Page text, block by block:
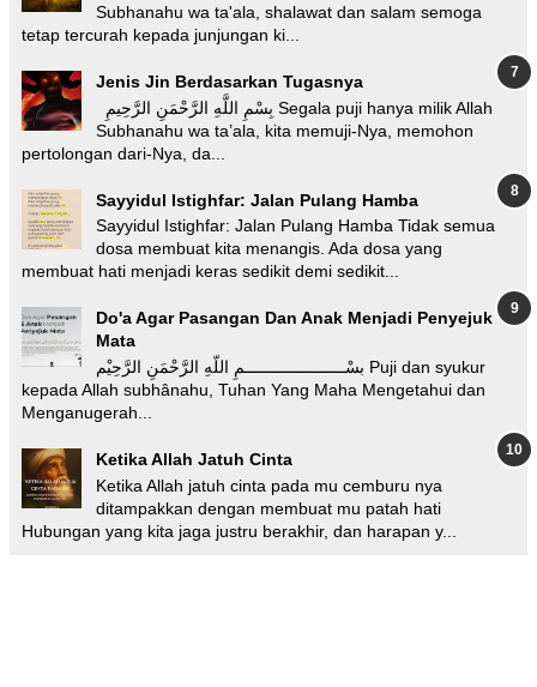
Subhanahu wa ta'ala, shalawat dan salam semoga
tetap tercurah kepada junjungan ki...
Jenis Jin Berdasarkan Tugasnya
Subhanahu wa ta’ala, kita memuji-Nya, memohon
pertolongan dari-Nya, da...
Sayyidul Istighfar: Jalan Pulang Hamba
Sayyidul Istighfar: Jalan Pulang Hamba Tidak semua
dosa membuat kita menangis. Ada dosa yang
membuat hati menjadi keras sedikit demi sedikit...
Do'a Agar Pasangan Dan Anak Menjadi Penyejuk
Mata
بسْـــــــــــــــــــــمِ اللّهِ الرَّحْمَنِ الرَّحِيْم Puji dan syukur
kepada Allah subhânahu, Tuhan Yang Maha Mengetahui dan
Menganugerah...
Ketika Allah Jatuh Cinta
Ketika Allah jatuh cinta pada mu cemburu nya
ditampakkan dengan membuat mu patah hati
Hubungan yang kita jaga justru berakhir, dan harapan y...